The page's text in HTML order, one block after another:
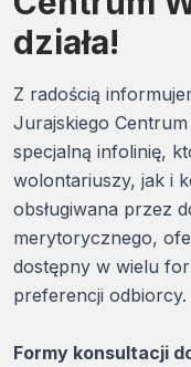
działa!
Z radością
Jurajskiego
specjalną infolinię,
wolontariuszy, jak i
obsługiwana przez
merytorycznego,
dostępny w wielu
preferencji odbiorcy.
Formy konsultacji